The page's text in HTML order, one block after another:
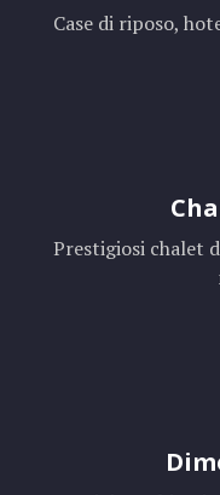
Case di riposo,
Prestigiosi chalet